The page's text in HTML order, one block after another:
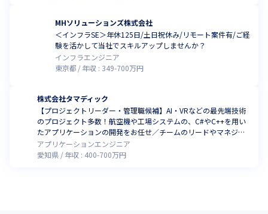
MHソリューションズ株式会社
＜インフラSE＞年休125日/土日祝休み/リモート案件有/ご経
験を活かして当社でスキルアップしませんか？
インフラエンジニア
東京都
年収 : 349-700万円
株式会社タマディック
【プロジェクトリーダー・管理職候補】AI・VRなどの最先端技術
のプロジェクト多数！航空機や工場システムの、C#やC++を用い
たアプリケーションの開発をお任せ／チームのリードやマネジメ
ントにも貢献できます
アプリケーションエンジニア
愛知県
年収 : 400-700万円